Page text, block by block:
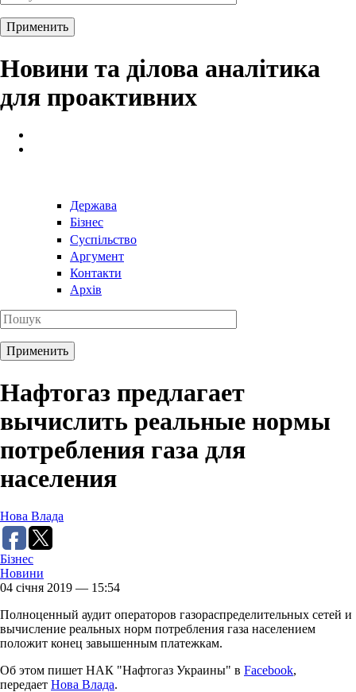
Новини та ділова аналітика
для проактивних
Держава
Бізнес
Суспільство
Аргумент
Контакти
Архів
Нафтогаз предлагает
вычислить реальные нормы
потребления газа для
населения
Нова Влада
Бізнес
Новини
04 січня 2019 — 15:54
Полноценный аудит операторов газораспределительных сетей и
вычисление реальных норм потребления газа населением
положит конец завышенным платежкам.
Об этом пишет НАК "Нафтогаз Украины" в Facebook,
передает Нова Влада.